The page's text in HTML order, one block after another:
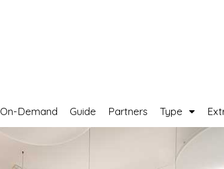
On-Demand Guide Partners Type